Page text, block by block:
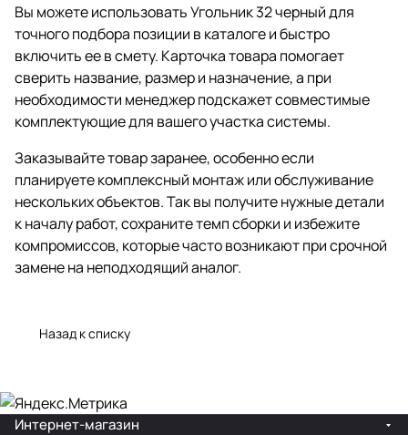
Вы можете использовать Угольник 32 черный для
точного подбора позиции в каталоге и быстро
включить ее в смету. Карточка товара помогает
сверить название, размер и назначение, а при
необходимости менеджер подскажет совместимые
комплектующие для вашего участка системы.
Заказывайте товар заранее, особенно если
планируете комплексный монтаж или обслуживание
нескольких объектов. Так вы получите нужные детали
к началу работ, сохраните темп сборки и избежите
компромиссов, которые часто возникают при срочной
замене на неподходящий аналог.
Назад к списку
Интернет-магазин